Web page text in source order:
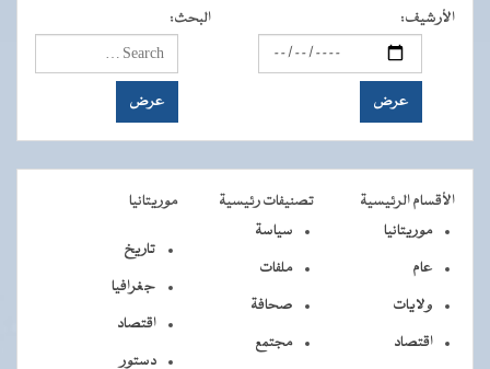
الأرشيف: البحث:
الأقسام الرئيسية تصنيفات رئيسية
موريتانيا
موريتانيا
عام
ولايات
اقتصاد
سياسة
ملفات
صحافة
مجتمع
تاريخ
جغرافيا
اقتصاد
دستور